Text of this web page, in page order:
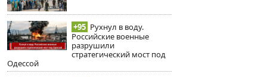
+95 Рухнул в воду.
Российские военные
разрушили
стратегический мост под
Одессой